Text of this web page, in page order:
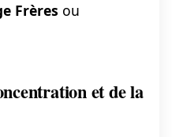
Frères ou
et de la